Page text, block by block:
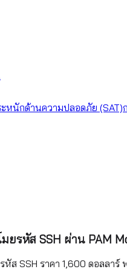
หนักด้านความปลอดภัย (SAT)
ยรหัส SSH ผ่าน PAM
หัส SSH ราคา 1,600 ดอลล